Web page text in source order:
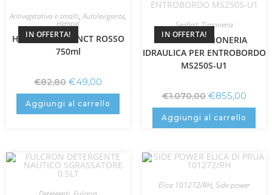
IN OFFERTA!
Antivegetativa e smalti,Autolevigante,
Hempel
HEMPEL MILLE NCT ROSSO
750ml
€82,80 €49,00
Aggiungi al carrello
IN OFFERTA!
Seafirst,Timoneria
SEAFIRST TIMONERIA
IDRAULICA PER ENTROBORDO
MS250S-U1
€1.070,00 €855,00
Aggiungi al carrello
Elica 101272/RH, Side-power